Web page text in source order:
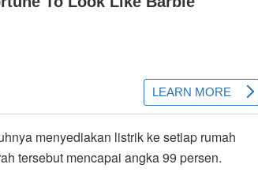
menyediakan listrik ke setiap rumah
tersebut mencapai angka 99 persen.